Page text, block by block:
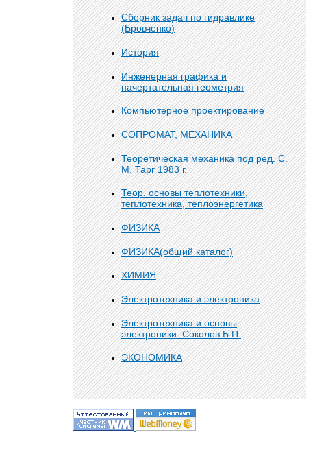
Сборник задач по гидравлике
(Бровченко)
История
Инженерная графика и
начертательная геометрия
Компьютерное проектирование
СОПРОМАТ, МЕХАНИКА
Теоретическая механика под ред. С.
М. Тарг 1983 г.
Теор. основы теплотехники,
теплотехника, теплоэнергетика
ФИЗИКА
ФИЗИКА(общий каталог)
ХИМИЯ
Электротехника и электроника
Электротехника и основы
электроники. Соколов Б.П.
ЭКОНОМИКА